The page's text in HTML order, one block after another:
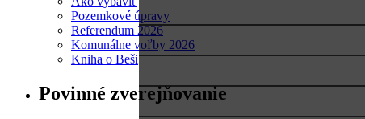
Pozemkové úpravy
Referendum 2026
Komunálne voľby 2026
Kniha o Beši
Povinné zverejňovanie